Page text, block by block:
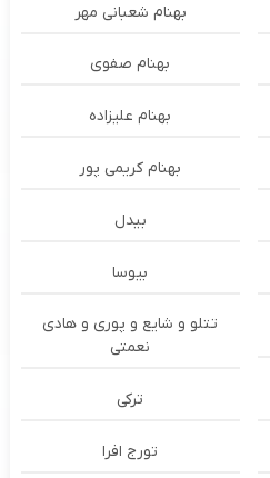
بهنام شعبانی مهر
بهنام صفوی
بهنام علیزاده
بهنام کریمی پور
بیدل
بیوسا
تتلو و شایع و پوری و هادی
نعمتی
ترکی
تورج افرا